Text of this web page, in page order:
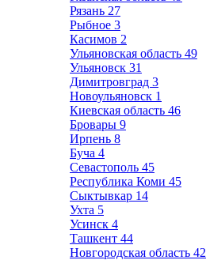
Рязань 27
Рыбное 3
Касимов 2
Ульяновская область 49
Ульяновск 31
Димитровград 3
Новоульяновск 1
Киевская область 46
Бровары 9
Ирпень 8
Буча 4
Севастополь 45
Республика Коми 45
Сыктывкар 14
Ухта 5
Усинск 4
Ташкент 44
Новгородская область 42